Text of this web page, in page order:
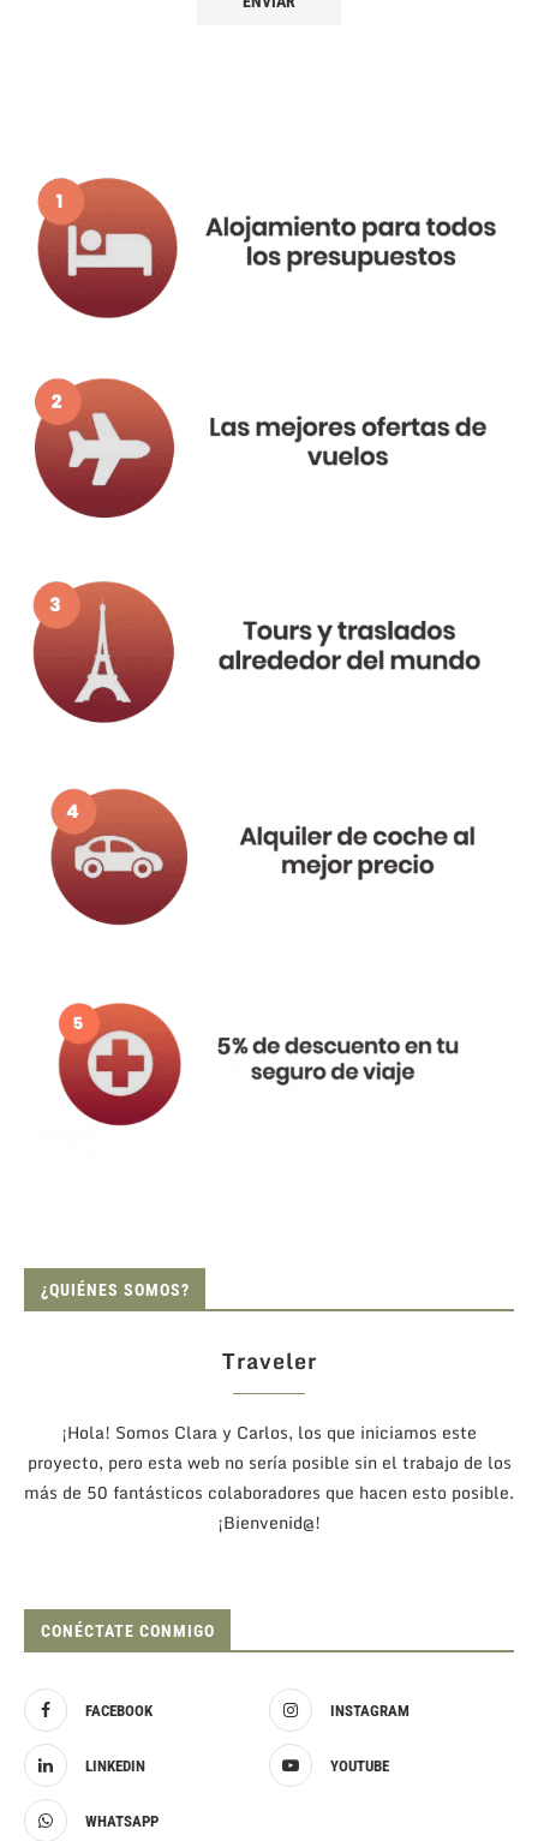
¿QUIÉNES SOMOS?
Traveler
¡Hola! Somos Clara y Carlos, los que iniciamos este
proyecto, pero esta web no sería posible sin el trabajo de los
más de 50 fantásticos colaboradores que hacen esto posible.
¡Bienvenid@!
CONÉCTATE CONMIGO
FACEBOOK INSTAGRAM
LINKEDIN YOUTUBE
WHATSAPP